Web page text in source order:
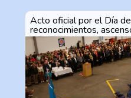
Acto oficial por el Día
reconocimientos,
vocación de servicio